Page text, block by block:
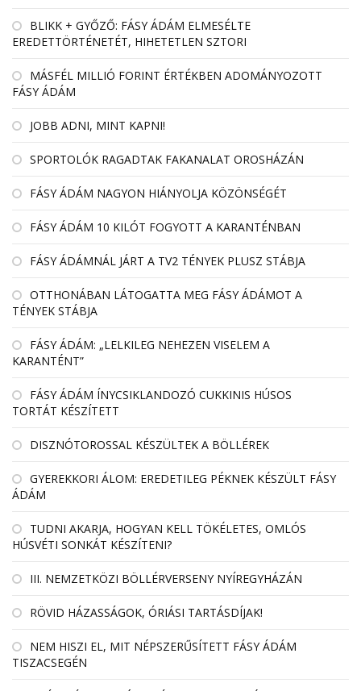
BLIKK + GYŐZŐ: FÁSY ÁDÁM ELMESÉLTE
EREDETTÖRTÉNETÉT, HIHETETLEN SZTORI
MÁSFÉL MILLIÓ FORINT ÉRTÉKBEN ADOMÁNYOZOTT
FÁSY ÁDÁM
JOBB ADNI, MINT KAPNI!
SPORTOLÓK RAGADTAK FAKANALAT OROSHÁZÁN
FÁSY ÁDÁM NAGYON HIÁNYOLJA KÖZÖNSÉGÉT
FÁSY ÁDÁM 10 KILÓT FOGYOTT A KARANTÉNBAN
FÁSY ÁDÁMNÁL JÁRT A TV2 TÉNYEK PLUSZ STÁBJA
OTTHONÁBAN LÁTOGATTA MEG FÁSY ÁDÁMOT A
TÉNYEK STÁBJA
FÁSY ÁDÁM: „LELKILEG NEHEZEN VISELEM A
KARANTÉNT”
FÁSY ÁDÁM ÍNYCSIKLANDOZÓ CUKKINIS HÚSOS
TORTÁT KÉSZÍTETT
DISZNÓTOROSSAL KÉSZÜLTEK A BÖLLÉREK
GYEREKKORI ÁLOM: EREDETILEG PÉKNEK KÉSZÜLT FÁSY
ÁDÁM
TUDNI AKARJA, HOGYAN KELL TÖKÉLETES, OMLÓS
HÚSVÉTI SONKÁT KÉSZÍTENI?
III. NEMZETKÖZI BÖLLÉRVERSENY NYÍREGYHÁZÁN
RÖVID HÁZASSÁGOK, ÓRIÁSI TARTÁSDÍJAK!
NEM HISZI EL, MIT NÉPSZERŰSÍTETT FÁSY ÁDÁM
TISZACSEGÉN